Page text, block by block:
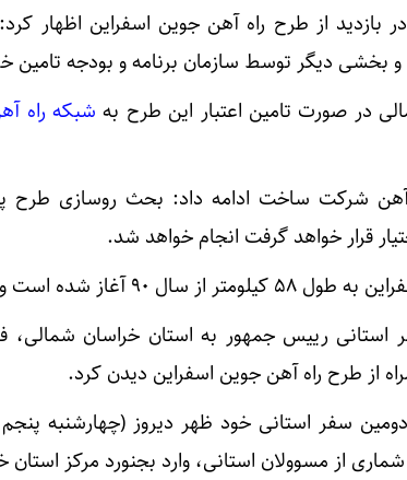
بازدید از طرح راه آهن جوین اسفراین اظهار
و بخشی دیگر توسط سازمان برنامه و بودجه تامین
در صورت تامین اعتبار این طرح به شبکه راه
شرکت ساخت ادامه داد: بحث روسازی طرح
قرار خواهد گرفت انجام خواهد شد.
شده است و تاکنون ادامه دارد.
استانی رییس جمهور به استان خراسان شمالی،
از طرح راه آهن جوین اسفراین دیدن کرد.
شماری از مسوولان استانی، وارد بجنورد مرکز